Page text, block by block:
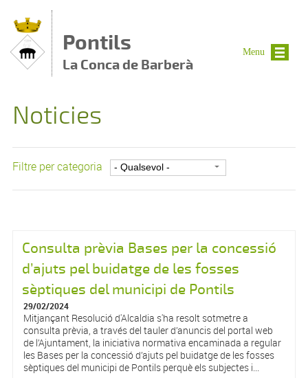
Pontils
La Conca de Barberà
Noticies
Filtre per categoria
Consulta prèvia Bases per la concessió
d’ajuts pel buidatge de les fosses
sèptiques del municipi de Pontils
29/02/2024
Mitjançant Resolució d'Alcaldia s'ha resolt sotmetre a
consulta prèvia, a través del tauler d’anuncis del portal web
de l’Ajuntament, la iniciativa normativa encaminada a regular
les Bases per la concessió d’ajuts pel buidatge de les fosses
sèptiques del municipi de Pontils perquè els subjectes i...
Menu